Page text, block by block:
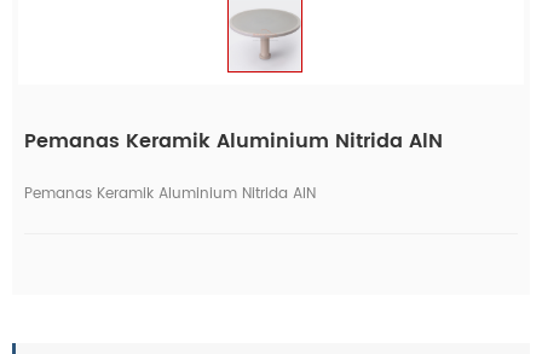
Pemanas Keramik Aluminium Nitrida AlN
Pemanas Keramik Aluminium Nitrida AlN